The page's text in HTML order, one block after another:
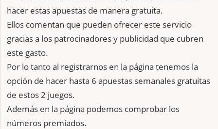
hacer estas apuestas de manera gratuita.
Ellos comentan que pueden ofrecer este servicio
gracias a los patrocinadores y publicidad que cubren
este gasto.
Por lo tanto al registrarnos en la página tenemos la
opción de hacer hasta 6 apuestas semanales gratuitas
de estos 2 juegos.
Además en la página podemos comprobar los
números premiados.